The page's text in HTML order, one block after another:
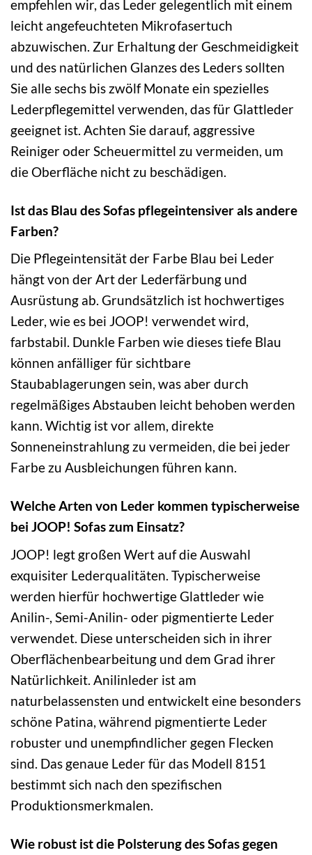
empfehlen wir, das Leder gelegentlich mit einem
leicht angefeuchteten Mikrofasertuch
abzuwischen. Zur Erhaltung der Geschmeidigkeit
und des natürlichen Glanzes des Leders sollten
Sie alle sechs bis zwölf Monate ein spezielles
Lederpflegemittel verwenden, das für Glattleder
geeignet ist. Achten Sie darauf, aggressive
Reiniger oder Scheuermittel zu vermeiden, um
die Oberfläche nicht zu beschädigen.
Ist das Blau des Sofas pflegeintensiver als andere
Farben?
Die Pflegeintensität der Farbe Blau bei Leder
hängt von der Art der Lederfärbung und
Ausrüstung ab. Grundsätzlich ist hochwertiges
Leder, wie es bei JOOP! verwendet wird,
farbstabil. Dunkle Farben wie dieses tiefe Blau
können anfälliger für sichtbare
Staubablagerungen sein, was aber durch
regelmäßiges Abstauben leicht behoben werden
kann. Wichtig ist vor allem, direkte
Sonneneinstrahlung zu vermeiden, die bei jeder
Farbe zu Ausbleichungen führen kann.
Welche Arten von Leder kommen typischerweise
bei JOOP! Sofas zum Einsatz?
JOOP! legt großen Wert auf die Auswahl
exquisiter Lederqualitäten. Typischerweise
werden hierfür hochwertige Glattleder wie
Anilin-, Semi-Anilin- oder pigmentierte Leder
verwendet. Diese unterscheiden sich in ihrer
Oberflächenbearbeitung und dem Grad ihrer
Natürlichkeit. Anilinleder ist am
naturbelassensten und entwickelt eine besonders
schöne Patina, während pigmentierte Leder
robuster und unempfindlicher gegen Flecken
sind. Das genaue Leder für das Modell 8151
bestimmt sich nach den spezifischen
Produktionsmerkmalen.
Wie robust ist die Polsterung des Sofas gegen